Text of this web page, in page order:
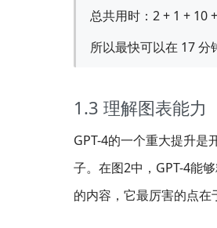
总共用时：2 + 1 + 10
所以最快可以在 17 分
1.3 理解图表能力
GPT-4的一个重大提升是
子。在图2中，GPT-4能
的内容，它最厉害的点在